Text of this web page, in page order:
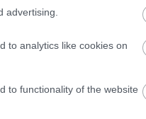
advertising.
to analytics like cookies on
to functionality of the website
Star, Fotó: facebook.com/